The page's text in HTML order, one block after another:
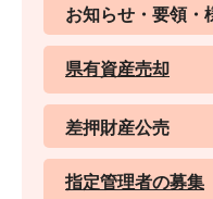
お知らせ・要領・
県有資産売却
差押財産公売
指定管理者の募集